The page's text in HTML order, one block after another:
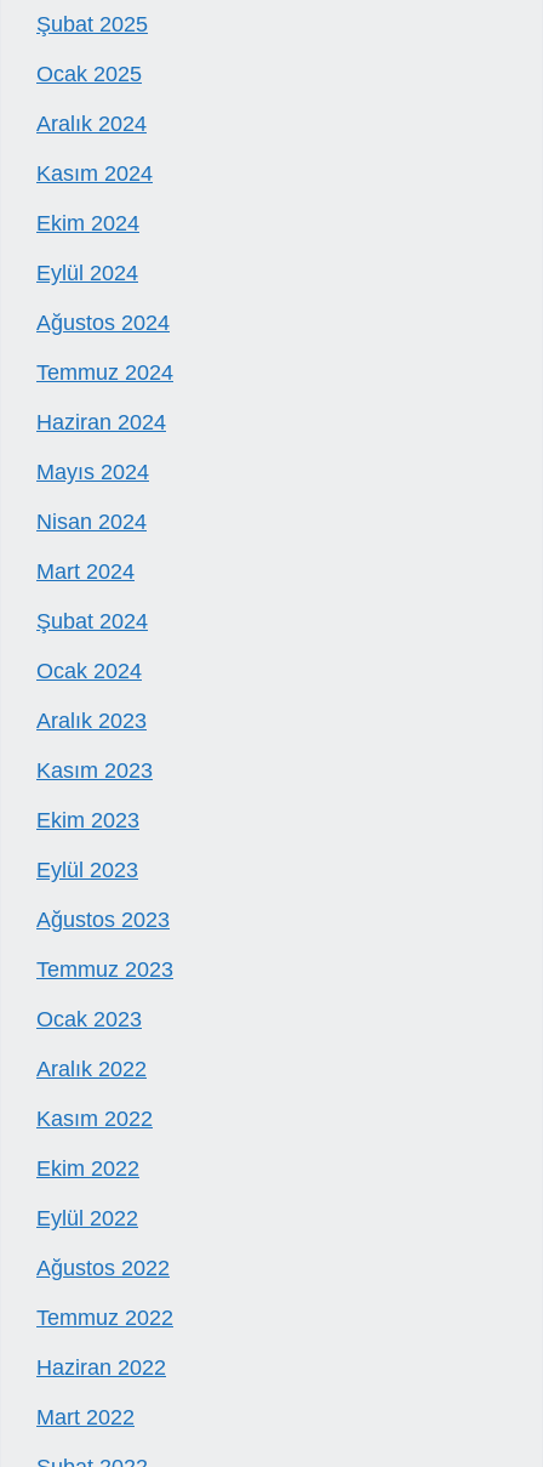
Şubat 2025
Ocak 2025
Aralık 2024
Kasım 2024
Ekim 2024
Eylül 2024
Ağustos 2024
Temmuz 2024
Haziran 2024
Mayıs 2024
Nisan 2024
Mart 2024
Şubat 2024
Ocak 2024
Aralık 2023
Kasım 2023
Ekim 2023
Eylül 2023
Ağustos 2023
Temmuz 2023
Ocak 2023
Aralık 2022
Kasım 2022
Ekim 2022
Eylül 2022
Ağustos 2022
Temmuz 2022
Haziran 2022
Mart 2022